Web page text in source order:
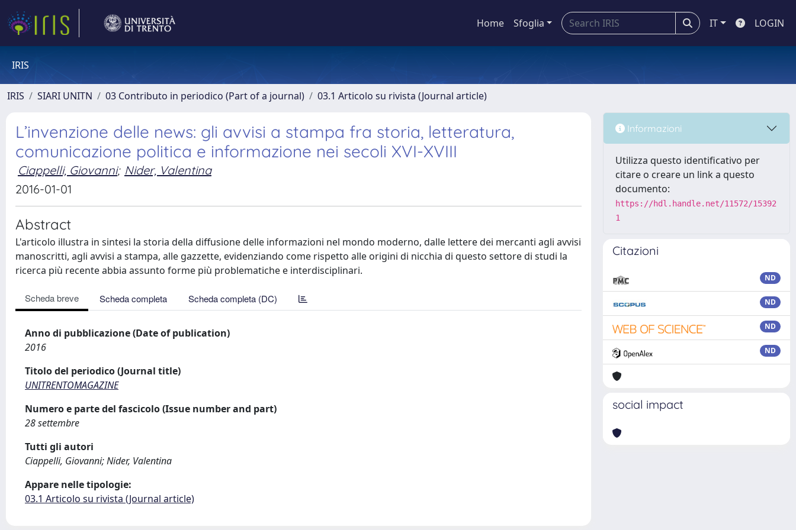
Home Sfoglia IT LOGIN
IRIS
IRIS SIARI UNITN 03 Contributo in periodico (Part of a journal) 03.1 Articolo su rivista (Journal article)
L’invenzione delle news: gli avvisi a stampa fra storia, letteratura,
comunicazione politica e informazione nei secoli XVI-XVIII
Ciappelli, Giovanni; Nider, Valentina
2016-01-01
Abstract
L'articolo illustra in sintesi la storia della diffusione delle informazioni nel mondo moderno, dalle lettere dei mercanti agli avvisi
manoscritti, agli avvisi a stampa, alle gazzette, evidenziando come rispetto alle origini di nicchia di questo settore di studi la
ricerca più recente abbia assunto forme più problematiche e interdisciplinari.
Scheda breve Scheda completa Scheda completa (DC)
Anno di pubblicazione (Date of publication)
2016
Titolo del periodico (Journal title)
UNITRENTOMAGAZINE
Numero e parte del fascicolo (Issue number and part)
28 settembre
Tutti gli autori
Ciappelli, Giovanni; Nider, Valentina
Appare nelle tipologie:
03.1 Articolo su rivista (Journal article)
Informazioni
Utilizza questo identificativo per
citare o creare un link a questo
documento:
https://hdl.handle.net/11572/15392
1
Citazioni
ND
ND
ND
ND
social impact